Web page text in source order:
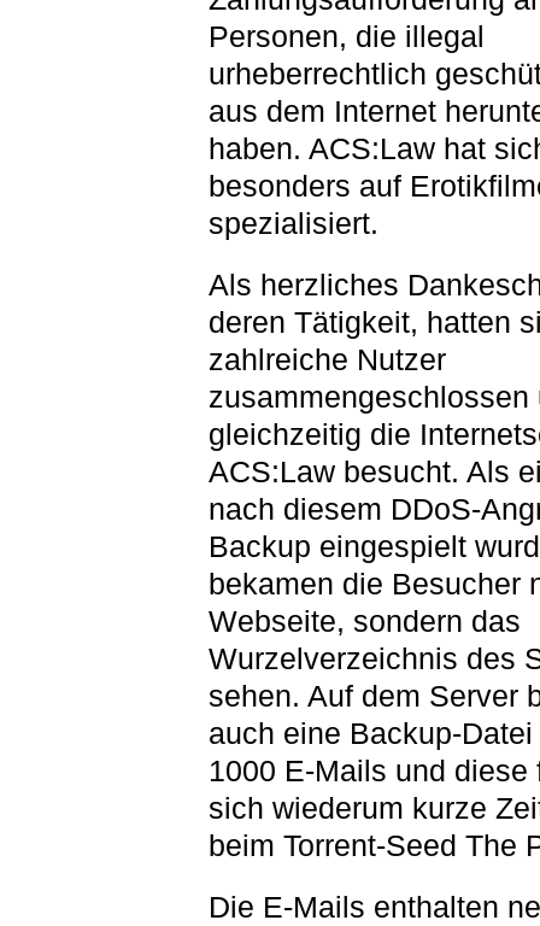
Personen, die illegal
urheberrechtlich
aus dem Internet
haben. ACS:Law hat
besonders auf
spezialisiert.
Als herzliches
deren Tätigkeit, hatten
zahlreiche Nutzer
zusammengeschlossen
gleichzeitig die
ACS:Law besucht. Als
nach diesem DDoS-
Backup eingespielt
bekamen die Besucher
Webseite, sondern das
Wurzelverzeichnis des
sehen. Auf dem Server
auch eine Backup-
1000 E-Mails und diese
sich wiederum kurze
beim Torrent-Seed The
Die E-Mails enthalten